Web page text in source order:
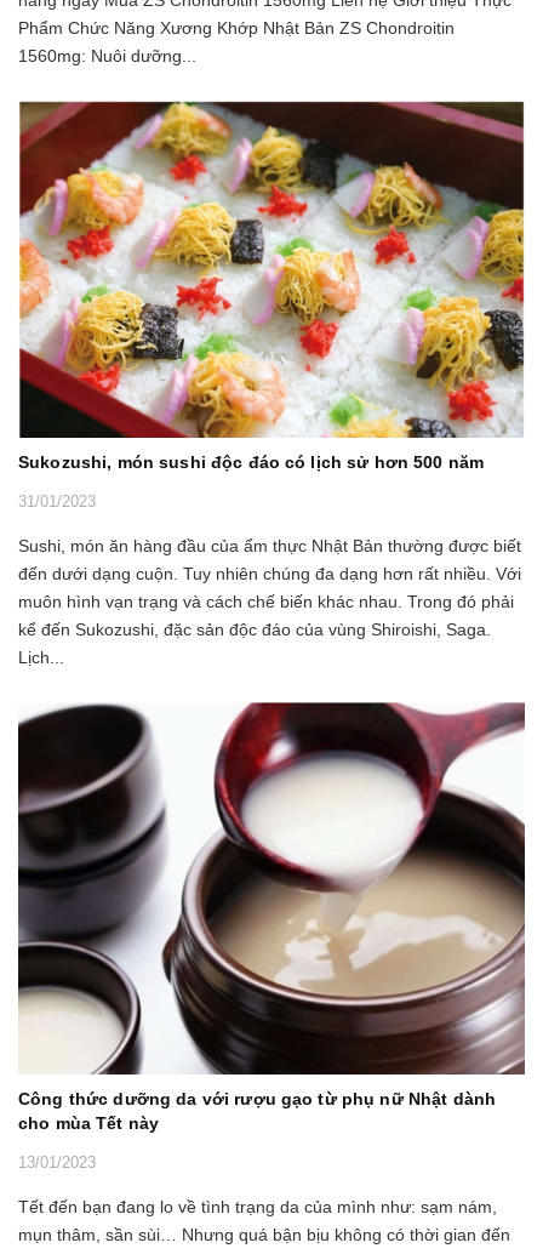
Phẩm Chức Năng Xương Khớp Nhật Bản ZS Chondroitin
1560mg: Nuôi dưỡng...
Sukozushi, món sushi độc đáo có lịch sử hơn 500 năm
31/01/2023
Sushi, món ăn hàng đầu của ẩm thực Nhật Bản thường được biết
đến dưới dạng cuộn. Tuy nhiên chúng đa dạng hơn rất nhiều. Với
muôn hình vạn trạng và cách chế biến khác nhau. Trong đó phải
kể đến Sukozushi, đặc sản độc đáo của vùng Shiroishi, Saga.
Lịch...
Công thức dưỡng da với rượu gạo từ phụ nữ Nhật dành
cho mùa Tết này
13/01/2023
Tết đến bạn đang lo về tình trạng da của mình như: sạm nám,
mụn thâm, sần sùi… Nhưng quá bận bịu không có thời gian đến